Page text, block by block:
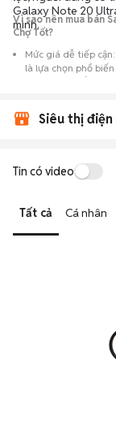
Galaxy Note 20
mình.
Vì sao nên mua bán
Chợ Tốt?
Mức giá dễ tiếp
là lựa chọn phổ
với chi phí thấp hơn
Ultra ở Bình Phước
dạng sự lựa chọn
đánh giá chính
Mua bán linh
địa điểm giao
Siêu thị
Tin có video
Tất cả Cá nhân